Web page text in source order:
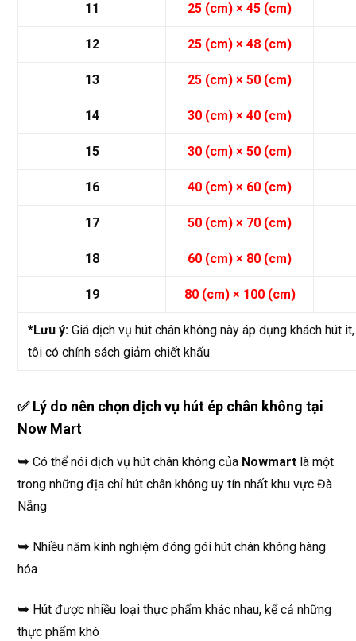
11 25 (cm) × 45 (cm)
12 25 (cm) × 48 (cm)
13 25 (cm) × 50 (cm)
14 30 (cm) × 40 (cm)
15 30 (cm) × 50 (cm)
16 40 (cm) × 60 (cm)
17 50 (cm) × 70 (cm)
18 60 (cm) × 80 (cm)
19 80 (cm) × 100 (cm)
*Lưu ý:Giá dịch vụ hút chân không này áp dụng khách hút
tôi có chính sách giảm chiết khấu
✅Lý do nên chọn dịch vụ hút ép chân không tại
Now Mart
➥ Có thể nói dịch vụ hút chân không của Nowmart là một
trong những địa chỉ hút chân không uy tín nhất khu vực Đà
Nẵng
➥ Nhiều năm kinh nghiệm đóng gói hút chân không hàng
hóa
➥ Hút được nhiều loại thực phẩm khác nhau, kể cả những
thực phẩm khó